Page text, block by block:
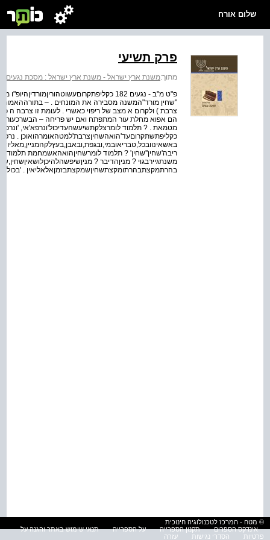
שלום אורח
פרק תשיעי
מתוך:משנת ארץ ישראל - משנת ארץ ישראל : מסכת נגעים
פ"ט מ"ב - נגעים 182
צרבת ) ולקרום א מצב של ריפוי כאשרי . לעומת זו צרבה ה
הם אפוא מחלת עור המתפתח ואם יש פריחה –
מטמאת . ? תלמוד לומרצלקתשיעשהעדיכול'ונרפא'אי,
כקליפתשתקרוםעד'הואהשחיןצרבת'למטהאומרהואוכן .
ריבה'שחין''שחין' ? תלמוד לומרשחיןהואהאשמחמת תלמוד
משנתגיירבגוי ? מניןהדיבר ?
בהרתמקצתבהרתומקצתשחיןשמקצתבזמןאלאליאין .
© מטח - המרכז לטכנולוגיה חינוכית
אינדקס הספרים
תקנון הספרייה על הספרייה
תנאי שימוש באתר והגנה על
פרטיות
הסדרי נגישות עזרה